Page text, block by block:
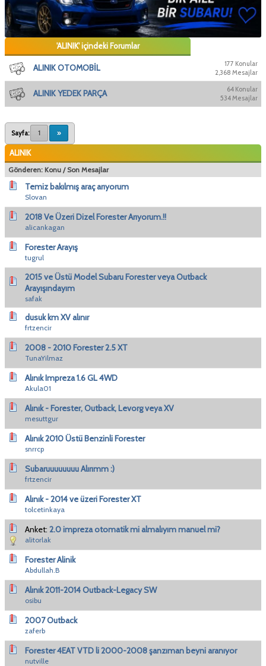
'ALINIK' içindeki Forumlar
ALINIK OTOMOBİL
177 Konular
2,368 Mesajlar
ALINIK YEDEK PARÇA
64 Konular
534 Mesajlar
Sayfa: 1 »
ALINIK
Gönderen: Konu / Son Mesajlar
Temiz bakılmış araç arıyorum
Slovan
2018 Ve Üzeri Dizel Forester Arıyorum.!!
alicankagan
Forester Arayış
tugrul
2015 ve Üstü Model Subaru Forester veya Outback
Arayışındayım
safak
dusuk km XV alınır
frtzencir
2008 - 2010 Forester 2.5 XT
TunaYilmaz
Alınık Impreza 1.6 GL 4WD
Akula01
Alınık - Forester, Outback, Levorg veya XV
mesuttgur
Alınık 2010 Üstü Benzinli Forester
snrrcp
Subaruuuuuuuu Alırımm :)
frtzencir
Alınık - 2014 ve üzeri Forester XT
tolcetinkaya
Anket: 2.0 impreza otomatik mi almalıyım manuel mi?
alitorlak
Forester Alinik
Abdullah.B
Alınık 2011-2014 Outback-Legacy SW
osibu
2007 Outback
zaferb
Forester 4EAT VTD li 2000-2008 şanzıman beyni aranıyor
nutville